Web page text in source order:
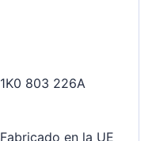
1K0 803 226A
Fabricado en la UE